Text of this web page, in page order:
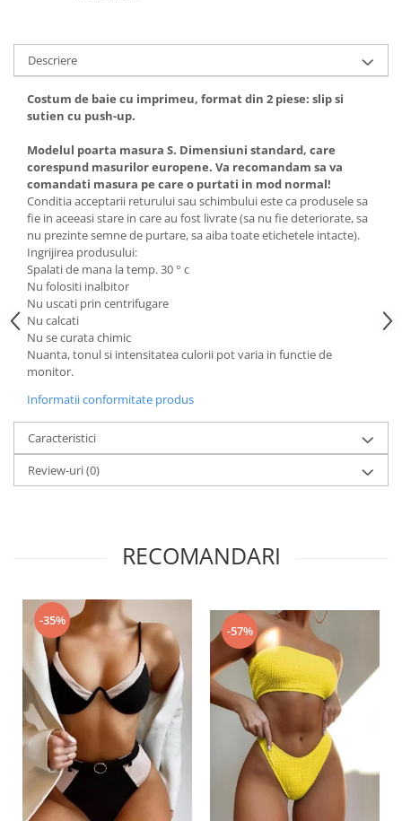
Descriere
Costum de baie cu imprimeu, format din 2 piese: slip si
sutien cu push-up.
Modelul poarta masura S. Dimensiuni standard, care
corespund masurilor europene. Va recomandam sa va
comandati masura pe care o purtati in mod normal!
Conditia acceptarii returului sau schimbului este ca produsele sa
fie in aceeasi stare in care au fost livrate (sa nu fie deteriorate, sa
nu prezinte semne de purtare, sa aiba toate etichetele intacte).
Ingrijirea produsului:
Spalati de mana la temp. 30 ° c
Nu folositi inalbitor
Nu uscati prin centrifugare
Nu calcati
Nu se curata chimic
Nuanta, tonul si intensitatea culorii pot varia in functie de
monitor.
Informatii conformitate produs
Caracteristici
Review-uri(0)
RECOMANDARI
-35%
-57%